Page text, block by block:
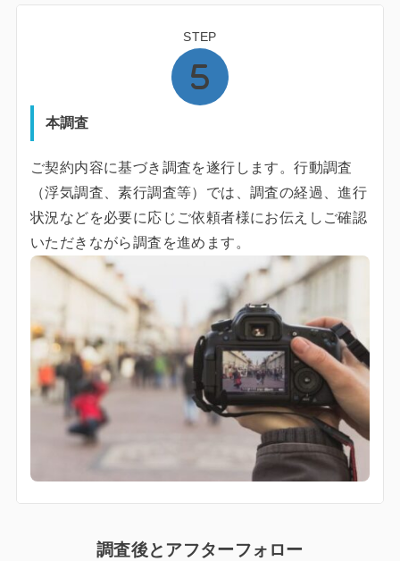
STEP
本調査
ご契約内容に基づき調査を遂行します。行動調査
（浮気調査、素行調査等）では、調査の経過、進行
状況などを必要に応じご依頼者様にお伝えしご確認
いただきながら調査を進めます。
調査後とアフターフォロー